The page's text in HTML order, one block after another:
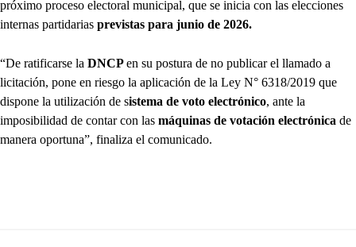
próximo proceso electoral municipal, que se inicia con las elecciones
internas partidarias previstas para junio de 2026.
“De ratificarse la DNCPen su postura de no publicar el llamado a
licitación, pone en riesgo la aplicación de la Ley N° 6318/2019 que
dispone la utilización de sistema de voto electrónico, ante la
imposibilidad de contar con las máquinas de votación electrónica de
manera oportuna”, finaliza el comunicado.